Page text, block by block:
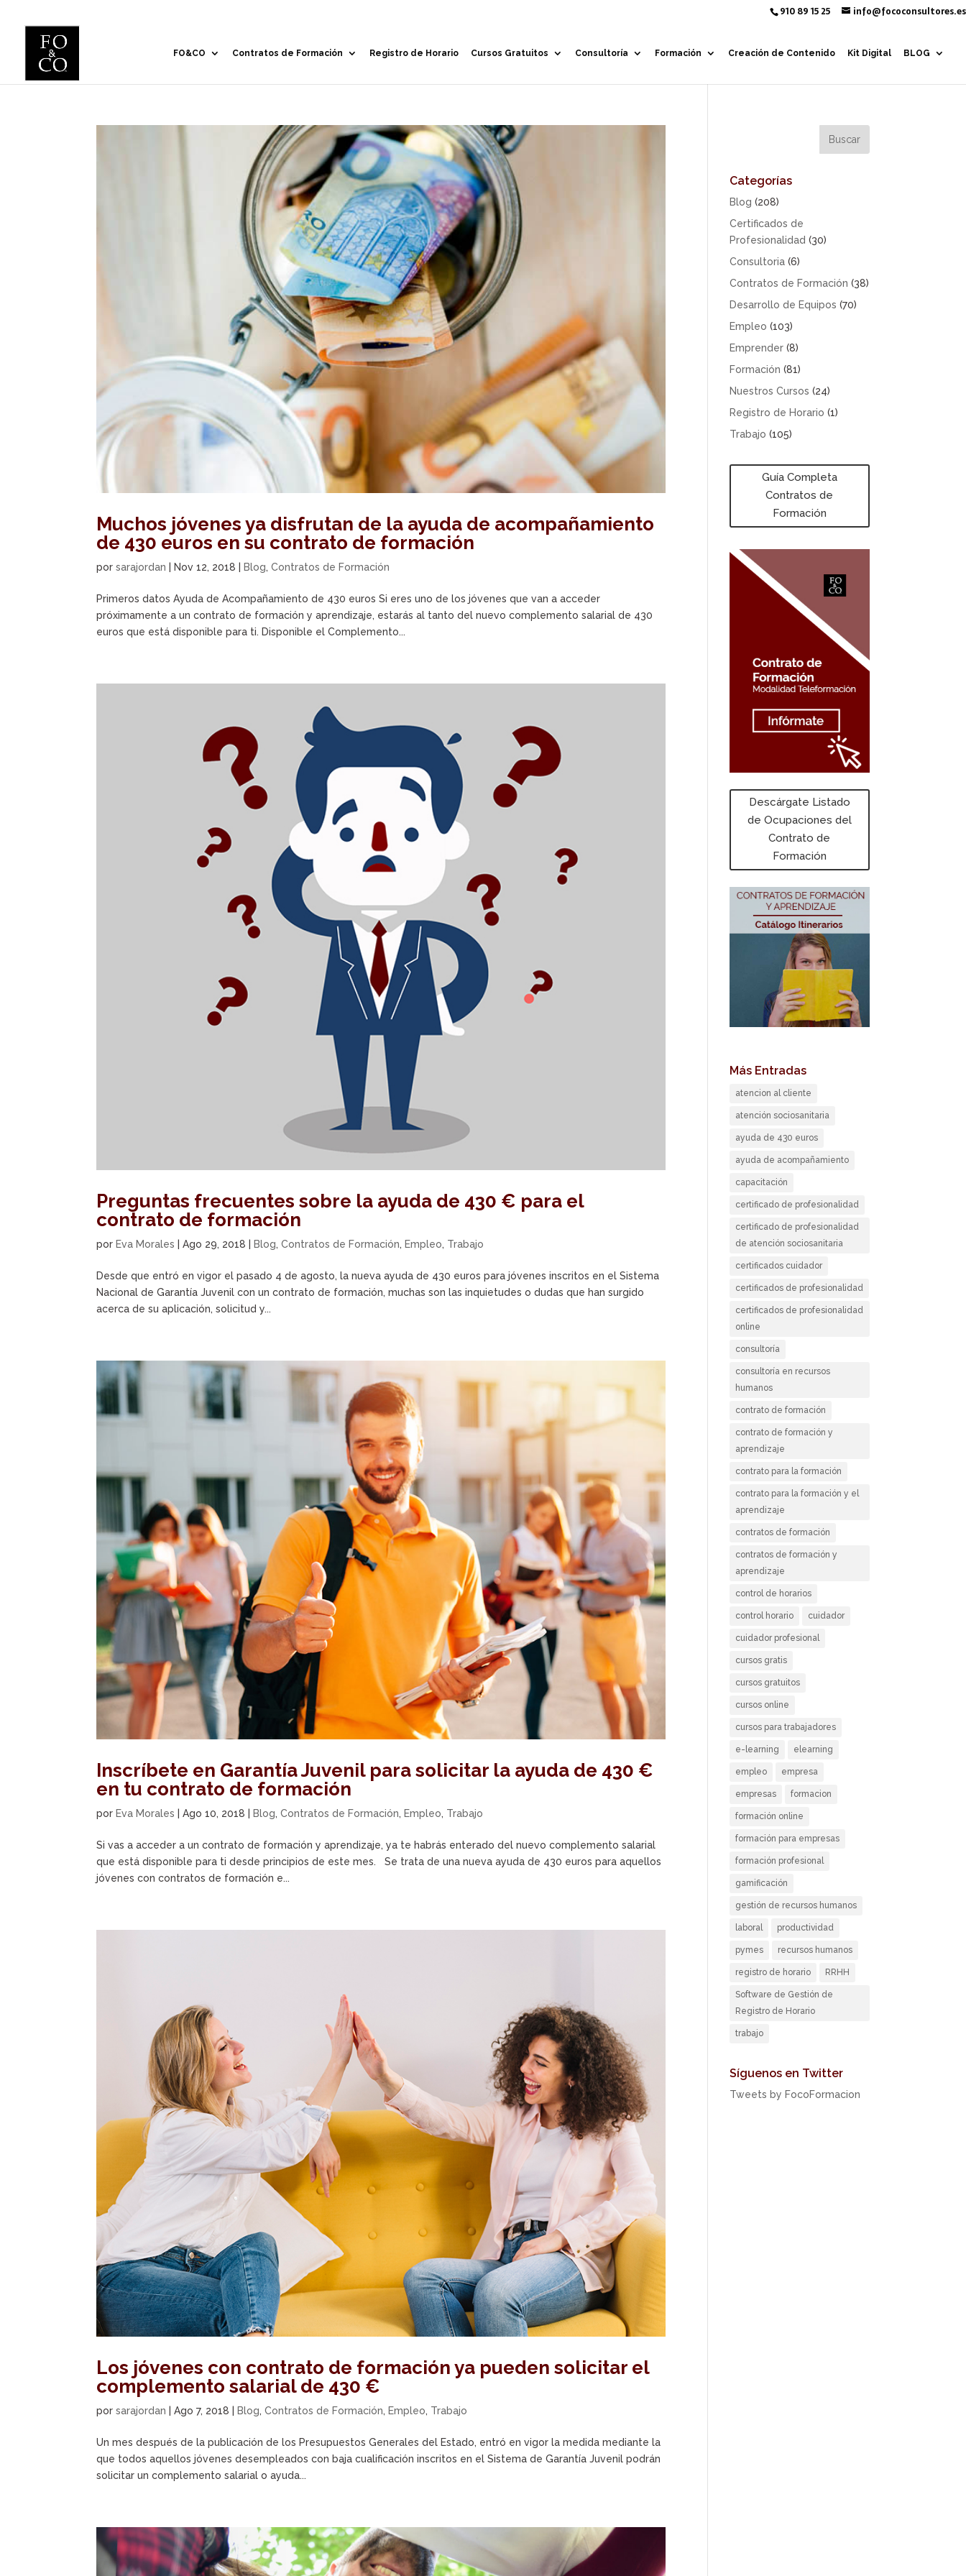
910 89 15 25 info@fococonsultores.es
FO&CO Contratos de Formación Registro de Horario Cursos Gratuitos Consultoría Formación Creación de Contenido Kit Digital BLOG
Muchos jóvenes ya disfrutan de la ayuda de acompañamiento
de 430 euros en su contrato de formación
porsarajordan Nov 12, 2018 Blog,Contratos de Formación
Primeros datos Ayuda de Acompañamiento de 430 euros Si eres uno de los jóvenes que van a acceder
próximamente a un contrato de formación y aprendizaje, estarás al tanto del nuevo complemento salarial de 430
euros que está disponible para ti. Disponible el Complemento...
Preguntas frecuentes sobre la ayuda de 430 € para el
contrato de formación
por Eva Morales |Ago 29, 2018 Blog,Contratos de Formación, Empleo, Trabajo
Desde que entró en vigor el pasado 4 de agosto, la nueva ayuda de 430 euros para jóvenes inscritos en el Sistema
Nacional de Garantía Juvenil con un contrato de formación, muchas son las inquietudes o dudas que han surgido
acerca de su aplicación, solicitud y...
Inscríbete en Garantía Juvenil para solicitar la ayuda de 430 €
en tu contrato de formación
por Eva Morales |Ago 10, 2018 Blog,Contratos de Formación, Empleo, Trabajo
Si vas a acceder a un contrato de formación y aprendizaje, ya te habrás enterado del nuevo complemento salarial
que está disponible para ti desde principios de este mes. Se trata de una nueva ayuda de 430 euros para aquellos
jóvenes con contratos de formación e...
Los jóvenes con contrato de formación ya pueden solicitar el
complemento salarial de 430 €
porsarajordan |Ago 7, 2018 Blog,Contratos de Formación, Empleo, Trabajo
Un mes después de la publicación de los Presupuestos Generales del Estado, entró en vigor la medida mediante la
que todos aquellos jóvenes desempleados con baja cualificación inscritos en el Sistema de Garantía Juvenil podrán
solicitar un complemento salarial o ayuda...
Categorías
Blog (208)
Certificados de
Profesionalidad (30)
Consultoria (6)
Contratos de Formación (38)
Desarrollo de Equipos (70)
Empleo (103)
Emprender (8)
Formación (81)
Nuestros Cursos (24)
Registro de Horario (1)
Trabajo (105)
Guía Completa
Contratos de
Formación
Descárgate Listado
de Ocupaciones del
Contrato de
Formación
Más Entradas
atencion al cliente
atención sociosanitaria
ayuda de 430 euros
ayuda de acompañamiento
capacitación
certificado de profesionalidad
certificado de profesionalidad
de atención sociosanitaria
certificados cuidador
certificados de profesionalidad
certificados de profesionalidad
online
consultoría
consultoría en recursos
humanos
contrato de formación
contrato de formación y
aprendizaje
contrato para la formación
contrato para la formación y el
aprendizaje
contratos de formación
contratos de formación y
aprendizaje
control de horarios
control horario cuidador
cuidador profesional
cursos gratis
cursos gratuitos
cursos online
cursos para trabajadores
e-learning elearning
empleo empresa
empresas formacion
formación online
formación para empresas
formación profesional
gamificación
gestión de recursos humanos
laboral productividad
pymes recursos humanos
registro de horario RRHH
Software de Gestión de
Registro de Horario
trabajo
Síguenos en Twitter
Tweets by FocoFormacion